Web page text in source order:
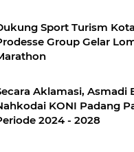
Sport Turism
Group Gelar
Aklamasi, Asmadi
KONI Padang
2024 - 2028